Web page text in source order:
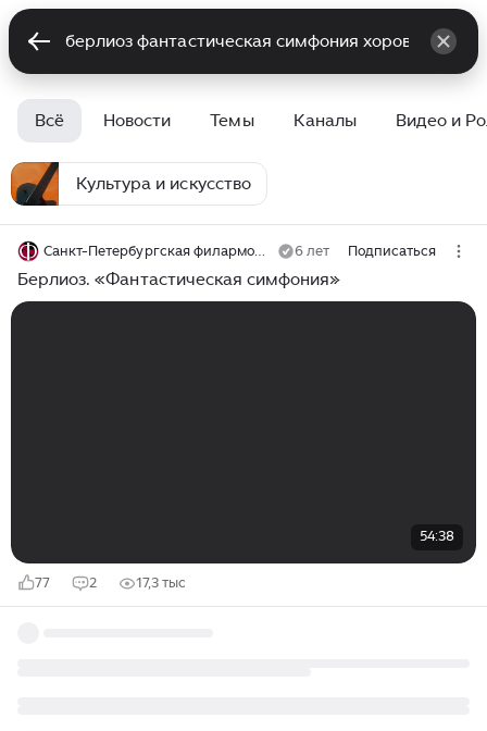
Всё Новости Темы Каналы Видео и
Культура и искусство
Санкт-Петербургская филармония им. Д.Д. Шостаковича 6 лет Подписаться
Берлиоз. «Фантастическая симфония»
54:38
77 2 17,3 тыс